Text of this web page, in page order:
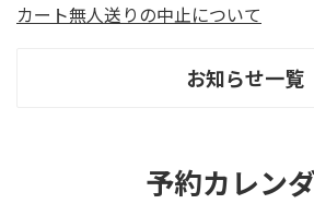
カート無人送りの中止について
お知らせ一覧
予約カレン